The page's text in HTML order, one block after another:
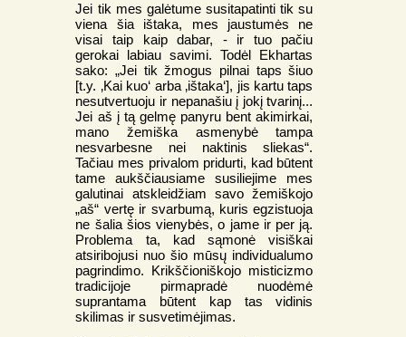
Jei tik mes galėtume susitapatinti tik su
viena šia ištaka, mes jaustumės ne
visai taip kaip dabar, - ir tuo pačiu
gerokai labiau savimi. Todėl Ekhartas
sako: „Jei tik žmogus pilnai taps šiuo
[t.y. ‚Kai kuo‘ arba ‚ištaka‘], jis kartu taps
nesutvertuoju ir nepanašiu į jokį tvarinį...
Jei aš į tą gelmę panyru bent akimirkai,
mano žemiška asmenybė tampa
nesvarbesne nei naktinis sliekas“.
Tačiau mes privalom pridurti, kad būtent
tame aukščiausiame susiliejime mes
galutinai atskleidžiam savo žemiškojo
„aš“ vertę ir svarbumą, kuris egzistuoja
ne šalia šios vienybės, o jame ir per ją.
Problema ta, kad sąmonė visiškai
atsiribojusi nuo šio mūsų individualumo
pagrindimo. Krikščioniškojo misticizmo
tradicijoje pirmapradė nuodėmė
suprantama būtent kap tas vidinis
skilimas ir susvetimėjimas.